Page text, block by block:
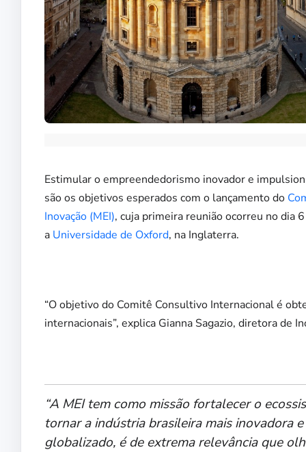
Estimular o empreendedorismo inovador e
são os objetivos esperados com o lançamento do
Inovação (MEI), cuja primeira reunião ocorreu no dia
a Universidade de Oxford, na Inglaterra.
“O objetivo do Comitê Consultivo Internacional é
internacionais”, explica Gianna Sagazio, diretora de
“A MEI tem como missão fortalecer o
tornar a indústria brasileira mais inovadora
globalizado, é de extrema relevância que